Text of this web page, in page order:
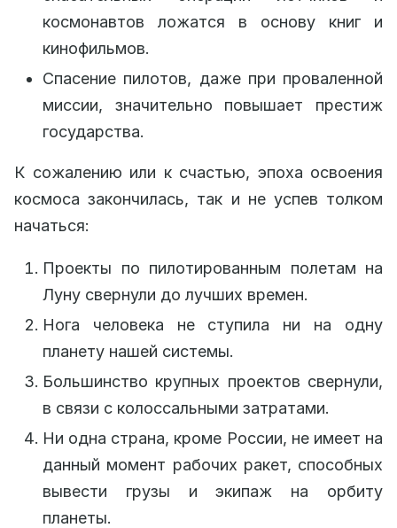
космонавтов ложатся в основу книг и
кинофильмов.
Спасение пилотов, даже при проваленной
миссии, значительно повышает престиж
государства.
К сожалению или к счастью, эпоха освоения
космоса закончилась, так и не успев толком
начаться:
Проекты по пилотированным полетам на
Луну свернули до лучших времен.
Нога человека не ступила ни на одну
планету нашей системы.
Большинство крупных проектов свернули,
в связи с колоссальными затратами.
Ни одна страна, кроме России, не имеет на
данный момент рабочих ракет, способных
вывести грузы и экипаж на орбиту
планеты.